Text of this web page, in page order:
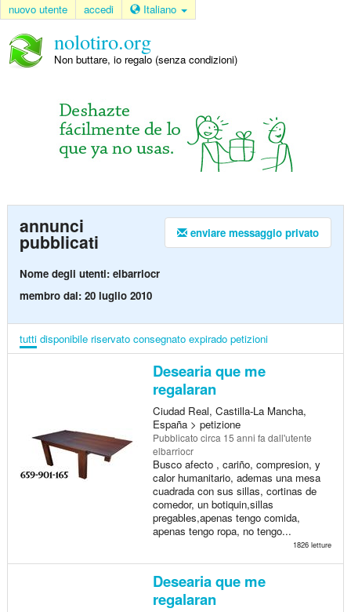
nuovo utente accedi Italiano
nolotiro.org
Non buttare, io regalo (senza condizioni)
enviare messaggio privato
annunci
pubblicati
Nome degli utenti: elbarriocr
membro dal: 20 luglio 2010
tutti disponibile riservato consegnato expirado petizioni
Desearia que me
regalaran
Ciudad Real, Castilla-La Mancha,
España > petizione
Pubblicato circa 15 anni fa dall'utente
elbarriocr
Busco afecto , cariño, compresion, y
calor humanitario, ademas una mesa
cuadrada con sus sillas, cortinas de
comedor, un botiquin,sillas
pregables,apenas tengo comida,
apenas tengo ropa, no tengo...
1826 letture
Desearia que me
regalaran